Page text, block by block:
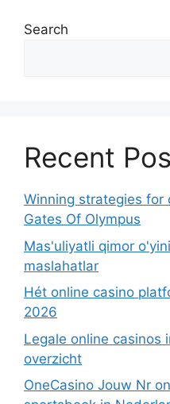
Search
Recent
Winning strategies for
Gates Of Olympus
Mas'uliyatli qimor
maslahatlar
Hét online casino
2026
Legale online casinos
overzicht
OneCasino Jouw Nr